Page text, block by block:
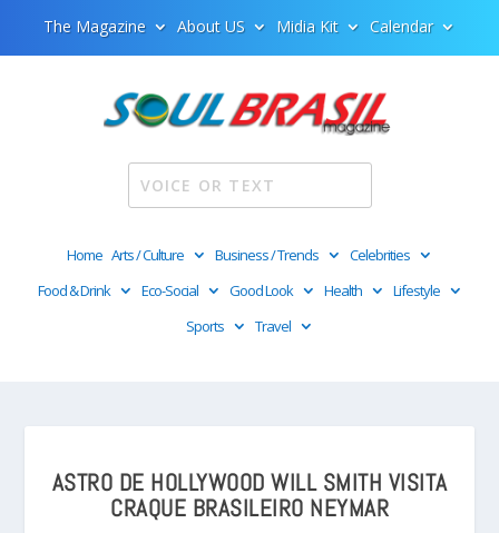
The Magazine About US Midia Kit Calendar
Home Arts / Culture Business / Trends
Celebrities
Food & Drink
Eco-Social Good Look Health
Lifestyle
Sports
Travel
ASTRO DE HOLLYWOOD WILL SMITH VISITA
CRAQUE BRASILEIRO NEYMAR